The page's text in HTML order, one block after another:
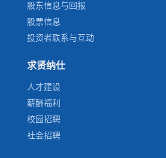
股东信息与回报
股票信息
投资者联系与互动
求贤纳仕
人才建设
薪酬福利
校园招聘
社会招聘